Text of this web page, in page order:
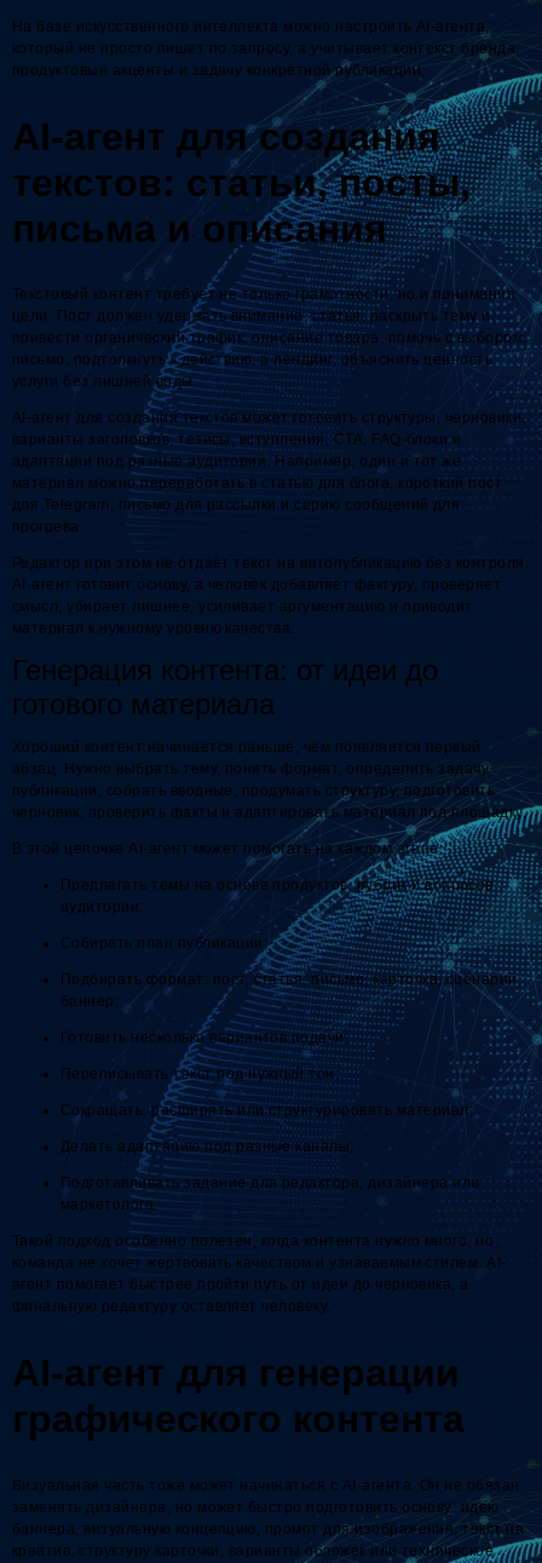
На базе искусственного интеллекта можно настроить AI-агента,
который не просто пишет по запросу, а учитывает контекст бренда,
продуктовые акценты и задачу конкретной публикации.
AI-агент для создания
текстов: статьи, посты,
письма и описания
Текстовый контент требует не только грамотности, но и понимания
цели. Пост должен удержать внимание, статья, раскрыть тему и
привести органический трафик, описание товара, помочь с выбором,
письмо, подтолкнуть к действию, а лендинг, объяснить ценность
услуги без лишней воды.
AI-агент для создания текстов может готовить структуры, черновики,
варианты заголовков, тезисы, вступления, CTA, FAQ-блоки и
адаптации под разные аудитории. Например, один и тот же
материал можно переработать в статью для блога, короткий пост
для Telegram, письмо для рассылки и серию сообщений для
прогрева.
Редактор при этом не отдаёт текст на автопубликацию без контроля.
AI-агент готовит основу, а человек добавляет фактуру, проверяет
смысл, убирает лишнее, усиливает аргументацию и приводит
материал к нужному уровню качества.
Генерация контента: от идеи до
готового материала
Хороший контент начинается раньше, чем появляется первый
абзац. Нужно выбрать тему, понять формат, определить задачу
публикации, собрать вводные, продумать структуру, подготовить
черновик, проверить факты и адаптировать материал под площадку.
В этой цепочке AI-агент может помогать на каждом этапе:
Предлагать темы на основе продуктов, рубрик и вопросов
аудитории;
Собирать план публикации;
Подбирать формат: пост, статья, письмо, карточка, сценарий,
баннер;
Готовить несколько вариантов подачи;
Переписывать текст под нужный тон;
Сокращать, расширять или структурировать материал;
Делать адаптацию под разные каналы;
Подготавливать задание для редактора, дизайнера или
маркетолога.
Такой подход особенно полезен, когда контента нужно много, но
команда не хочет жертвовать качеством и узнаваемым стилем. AI-
агент помогает быстрее пройти путь от идеи до черновика, а
финальную редактуру оставляет человеку.
AI-агент для генерации
графического контента
Визуальная часть тоже может начинаться с AI-агента. Он не обязан
заменять дизайнера, но может быстро подготовить основу: идею
баннера, визуальную концепцию, промпт для изображения, текст на
креатив, структуру карточки, варианты обложек или техническое